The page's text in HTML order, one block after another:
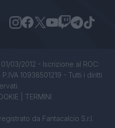
03/2012 - Iscrizione al ROC:
10938501219 - Tutti i diritti
TERMINI
da Fantacalcio S.r.l.